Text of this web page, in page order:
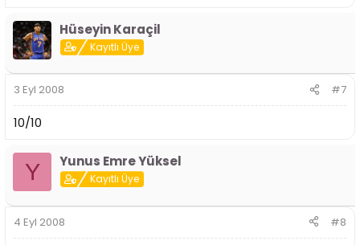
Hüseyin Karaçil
Kayıtlı Üye
3 Eyl 2008 #7
10/10
Y Yunus Emre Yüksel
Kayıtlı Üye
4 Eyl 2008 #8